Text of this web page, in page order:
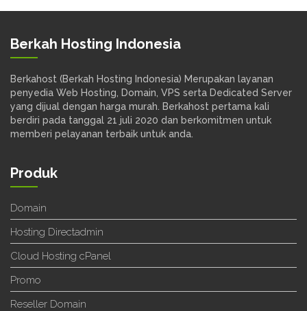
Berkah Hosting Indonesia
Berkahost (Berkah Hosting Indonesia) Merupakan layanan
penyedia Web Hosting, Domain, VPS serta Dedicated Server
yang dijual dengan harga murah. Berkahost pertama kali
berdiri pada tanggal 21 juli 2020 dan berkomitmen untuk
memberi pelayanan terbaik untuk anda.
Produk
Domain
Hosting Directadmin
Cloud Hosting cPanel
Promo
Reseller Domain